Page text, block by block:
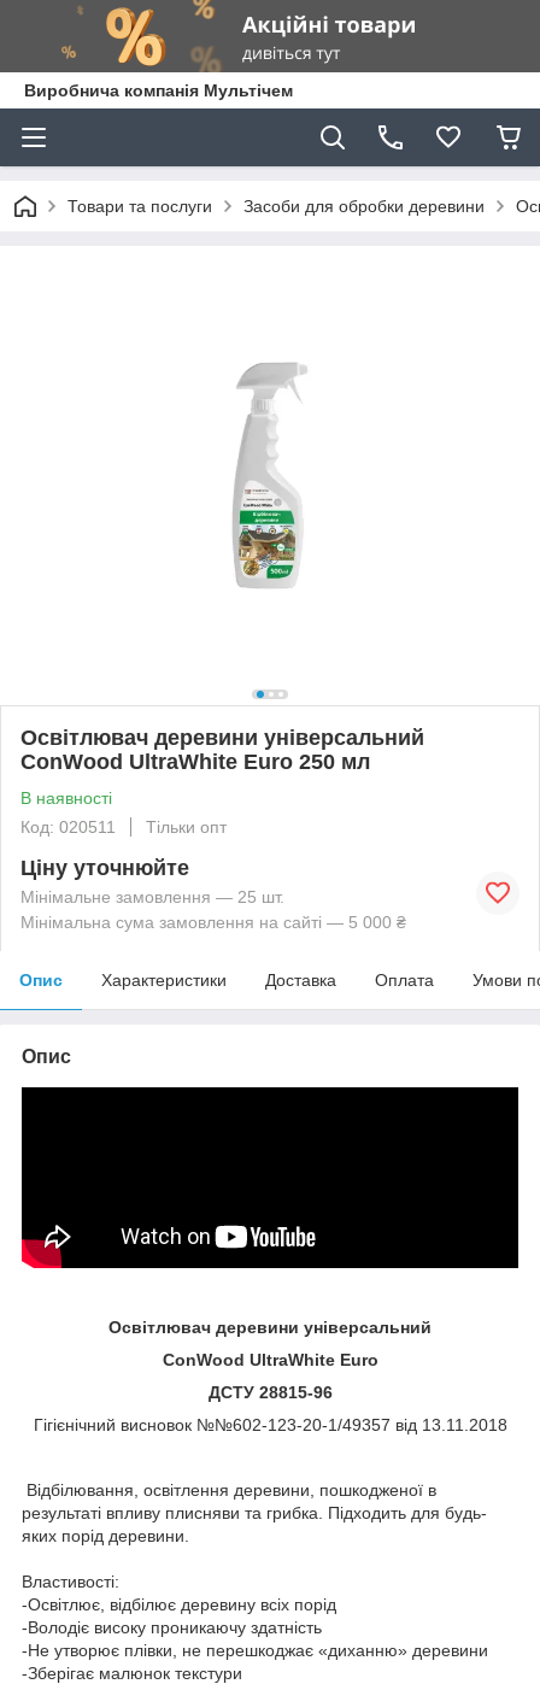
Виробнича компанія Мультічем
Товари та послуги Засоби для обробки деревини
Освітлювач деревини універсальний
ConWood UltraWhite Euro 250 мл
В наявності
Код: 020511
Тільки опт
Ціну уточнюйте
Мінімальне замовлення — 25 шт.
Мінімальна сума замовлення на сайті — 5 000 ₴
Опис Характеристики Доставка Оплата Умови
Опис
Освітлювач деревини універсальний
ConWood UltraWhite Euro
ДСТУ 28815-96
Гігієнічний висновок №№602-123-20-1/49357 від 13.11.2018
Відбілювання, освітлення деревини, пошкодженої в
результаті впливу плисняви та грибка. Підходить для будь-
яких порід деревини.
Властивості:
-Освітлює, відбілює деревину всіх порід
-Володіє високу проникаючу здатність
-Не утворює плівки, не перешкоджає «диханню» деревини
-Зберігає малюнок текстури